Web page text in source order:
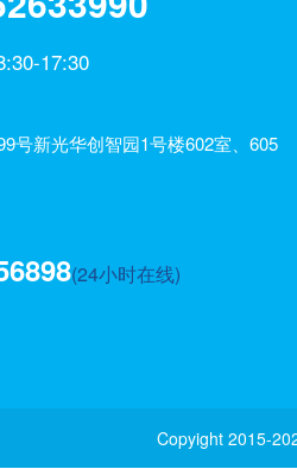
17:30
号新光华创智园1号楼602室、605
(24小时在线)
Copyight 2015-